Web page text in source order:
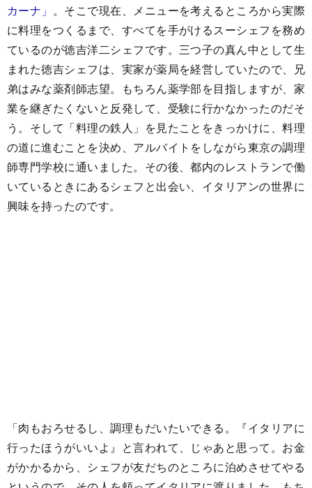
カーナ」 。そこで現在、メニューを考えるところから実際
に料理をつくるまで、すべてを手がけるスーシェフを務め
ているのが徳吉洋二シェフです。三つ子の真ん中として生
まれた徳吉シェフは、実家が薬局を経営していたので、兄
弟はみな薬剤師志望。もちろん薬学部を目指しますが、家
業を継ぎたくないと反発して、受験に行かなかったのだそ
う。そして「料理の鉄人」を見たことをきっかけに、料理
の道に進むことを決め、アルバイトをしながら東京の調理
師専門学校に通いました。その後、都内のレストランで働
いているときにあるシェフと出会い、イタリアンの世界に
興味を持ったのです。
「肉もおろせるし、調理もだいたいできる。『イタリアに
行ったほうがいいよ』と言われて、じゃあと思って。お金
がかかるから、シェフが友だちのところに泊めさせてやる